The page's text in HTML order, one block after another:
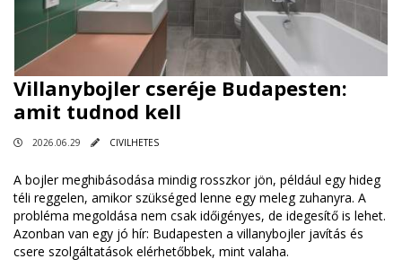
Villanybojler cseréje Budapesten:
amit tudnod kell
2026.06.29 CIVILHETES
A bojler meghibásodása mindig rosszkor jön, például egy hideg
téli reggelen, amikor szükséged lenne egy meleg zuhanyra. A
probléma megoldása nem csak időigényes, de idegesítő is lehet.
Azonban van egy jó hír: Budapesten a villanybojler javítás és
csere szolgáltatások elérhetőbbek, mint valaha.